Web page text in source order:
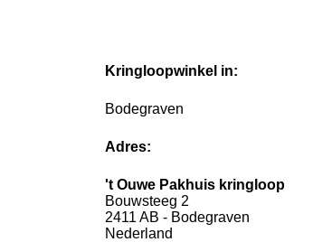
Kringloopwinkel in:
Bodegraven
Adres:
't Ouwe Pakhuis kringloop
Bouwsteeg 2
2411 AB - Bodegraven
Nederland